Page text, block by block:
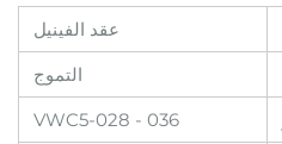
عقد الفينيل
التموج
VWC5-028 - 036